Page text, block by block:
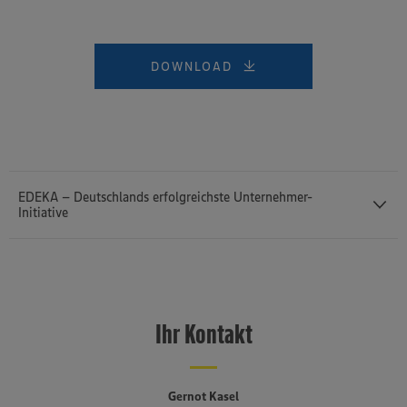
DOWNLOAD
EDEKA – Deutschlands erfolgreichste Unternehmer-
Initiative
dreier Stufen: Bundesweit verleihen rund 3.200 selbstständige
Kaufleute EDEKA ein Gesicht. Sie übernehmen auf
sechs regionalen Großhandelsbetrieben, die täglich frische Ware in
Ihr Kontakt
Gernot Kasel